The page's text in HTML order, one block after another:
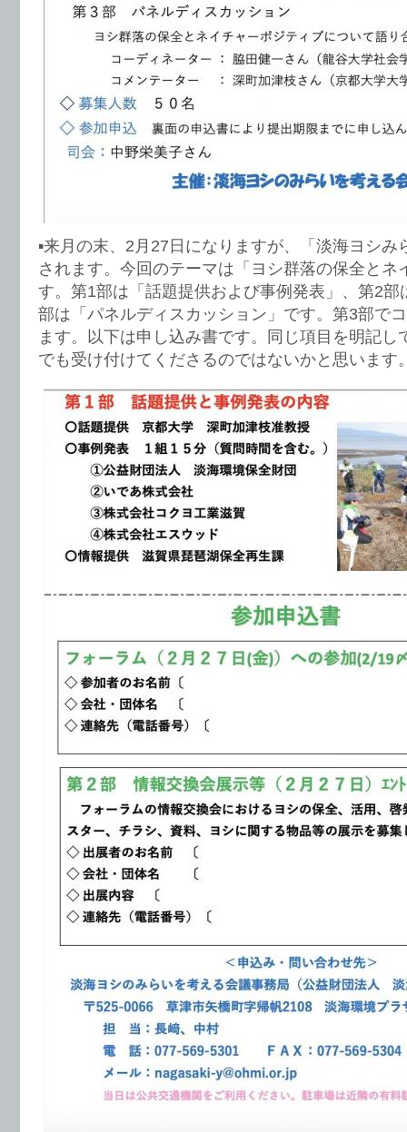
▪️来月の末、2月27日になりますが、「淡海ヨシみ
されます。今回のテーマは「ヨシ群落の保全とネ
す。第1部は「話題提供および事例発表」、第2部
部は「パネルディスカッション」です。第3部で
ます。以下は申し込み書です。同じ項目を明記し
でも受け付けてくださるのではないかと思います